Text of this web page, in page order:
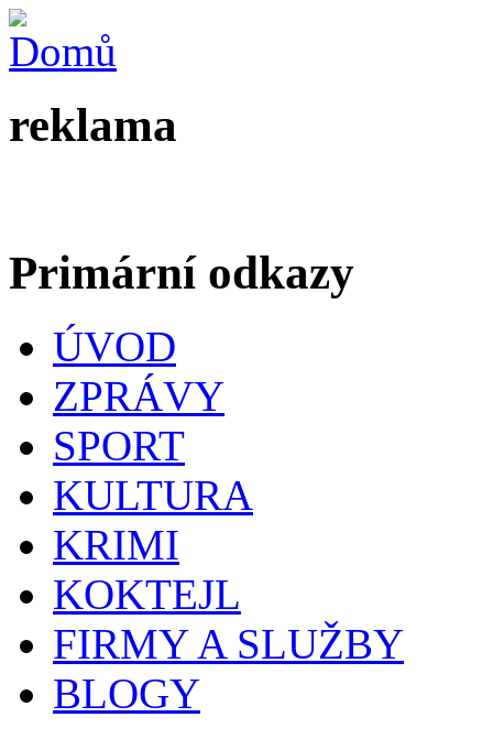
reklama
Primární odkazy
ÚVOD
ZPRÁVY
SPORT
KULTURA
KRIMI
KOKTEJL
FIRMY A SLUŽBY
BLOGY